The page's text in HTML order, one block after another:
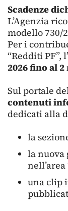
Scadenze
L’Agenzia
modello 730/
Per i
“Redditi PF”,
2026 fino al
Sul portale
contenuti
dedicati alla
la
la nuova
unaclip